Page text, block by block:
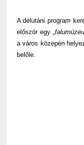
A délutáni program
először egy
a város közepén
belőle.